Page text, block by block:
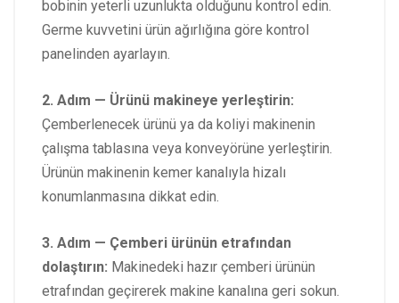
bobinin yeterli uzunlukta olduğunu kontrol edin.
Germe kuvvetini ürün ağırlığına göre kontrol
panelinden ayarlayın.
2. Adım — Ürünü makineye yerleştirin:
Çemberlenecek ürünü ya da koliyi makinenin
çalışma tablasına veya konveyörüne yerleştirin.
Ürünün makinenin kemer kanalıyla hizalı
konumlanmasına dikkat edin.
3. Adım — Çemberi ürünün etrafından
dolaştırın: Makinedeki hazır çemberi ürünün
etrafından geçirerek makine kanalına geri sokun.